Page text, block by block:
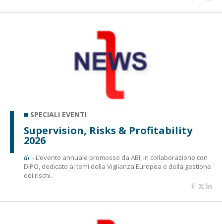
SPECIALI EVENTI
Supervision, Risks & Profitability
2026
di - L’evento annuale promosso da ABI, in collaborazione con
DIPO, dedicato ai temi della Vigilanza Europea e della gestione
dei rischi.